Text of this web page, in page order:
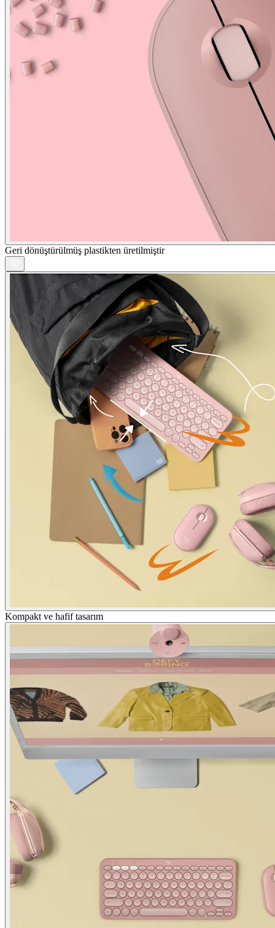
Geri dönüştürülmüş plastikten üretilmiştir
Kompakt ve hafif tasarım